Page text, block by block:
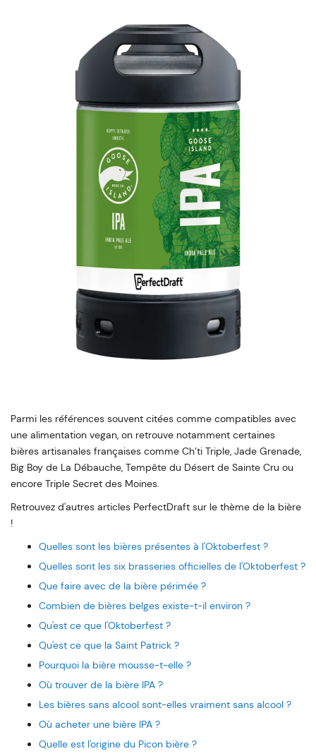
Parmi les références souvent citées comme compatibles avec
une alimentation vegan, on retrouve notamment certaines
bières artisanales françaises comme Ch’ti Triple, Jade Grenade,
Big Boy de La Débauche, Tempête du Désert de Sainte Cru ou
encore Triple Secret des Moines.
Retrouvez d'autres articles PerfectDraft sur le thème de la bière
!
Quelles sont les bières présentes à l'Oktoberfest ?
Quelles sont les six brasseries officielles de l'Oktoberfest ?
Que faire avec de la bière périmée ?
Combien de bières belges existe-t-il environ ?
Qu'est ce que l'Oktoberfest ?
Qu'est ce que la Saint Patrick ?
Pourquoi la bière mousse-t-elle ?
Où trouver de la bière IPA ?
Les bières sans alcool sont-elles vraiment sans alcool ?
Où acheter une bière IPA ?
Quelle est l'origine du Picon bière ?